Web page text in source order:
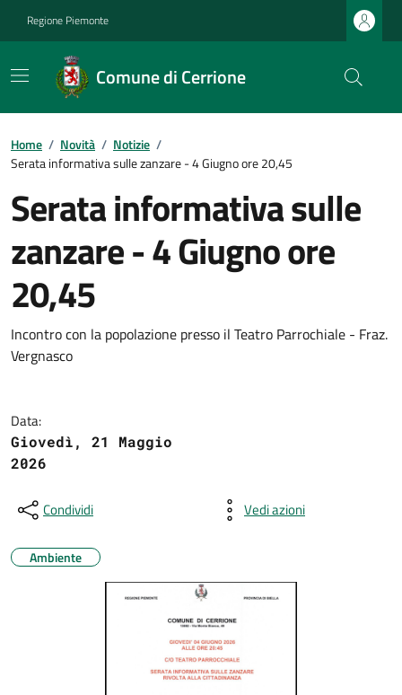
Regione Piemonte
Comune di Cerrione
Home / Novità / Notizie /
Serata informativa sulle zanzare - 4 Giugno ore 20,45
Serata informativa sulle
zanzare - 4 Giugno ore
20,45
Incontro con la popolazione presso il Teatro Parrochiale - Fraz.
Vergnasco
Data:
Giovedì, 21 Maggio
2026
Condividi Vedi azioni
Ambiente